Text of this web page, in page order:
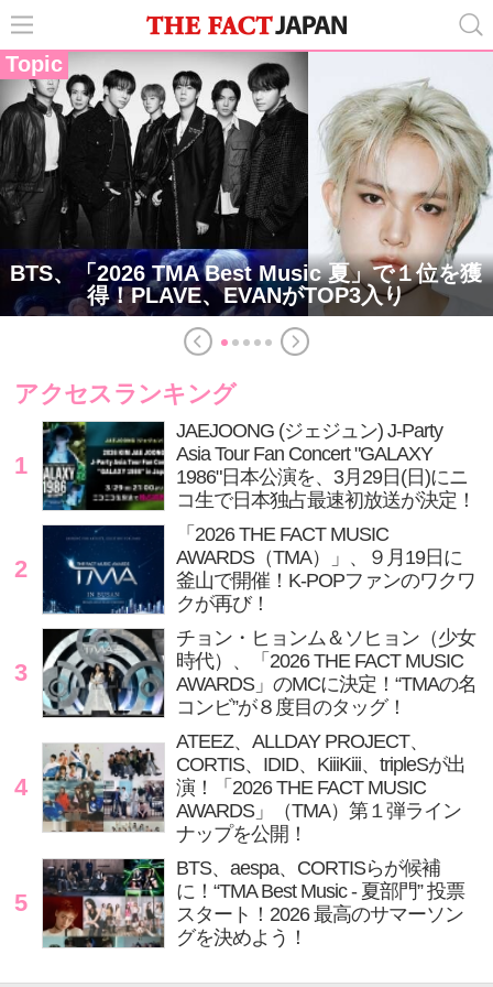
Topic
BTS、「2026 TMA Best Music 夏」で１位を獲
得！PLAVE、EVANがTOP3入り
アクセスランキング
1
JAEJOONG (ジェジュン) J-Party
Asia Tour Fan Concert "GALAXY
1986"日本公演を、3月29日(日)にニ
コ生で日本独占最速初放送が決定！
2
「2026 THE FACT MUSIC
AWARDS（TMA）」、９月19日に
釜山で開催！K-POPファンのワクワ
クが再び！
3
チョン・ヒョンム＆ソヒョン（少女
時代）、「2026 THE FACT MUSIC
AWARDS」のMCに決定！“TMAの名
コンビ”が８度目のタッグ！
4
ATEEZ、ALLDAY PROJECT、
CORTIS、IDID、KiiiKiii、tripleSが出
演！「2026 THE FACT MUSIC
AWARDS」（TMA）第１弾ライン
ナップを公開！
5
BTS、aespa、CORTISらが候補
に！“TMA Best Music - 夏部門” 投票
スタート！2026 最高のサマーソン
グを決めよう！